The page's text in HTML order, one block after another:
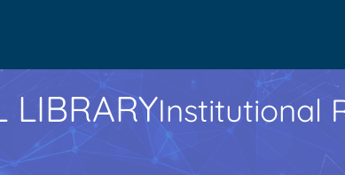
LIBRARYInstitutional